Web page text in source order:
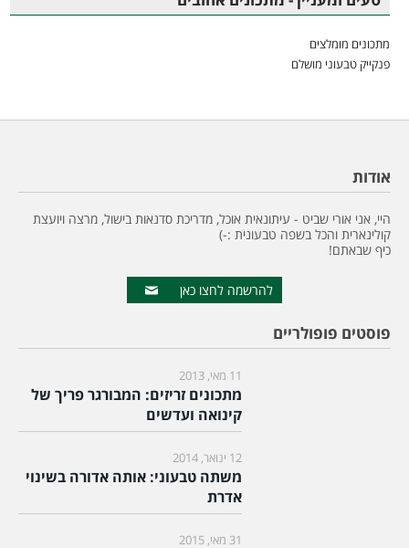
מתכונים מומלצים
פנקייק טבעוני מושלם
אודות
היי, אני אורי שביט - עיתונאית אוכל, מדריכת סדנאות בישול, מרצה ויועצת
קולינארית והכל בשפה טבעונית :-)
כיף שבאתם!
להרשמה לחצו כאן
פוסטים פופולריים
11 מאי, 2013
מתכונים זריזים: המבורגר פריך של
קינואה ועדשים
12 ינואר, 2014
משתה טבעוני: אותה אדורה בשינוי
אדרת
31 מאי, 2015